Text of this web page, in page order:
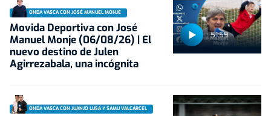
51:59
ONDA VASCA CON JOSÉ MANUEL MONJE
Movida Deportiva con José
Manuel Monje (06/08/26) | El
nuevo destino de Julen
Agirrezabala, una incógnita
ONDA VASCA CON JUANJO LUSA Y SAMU VALCÁRCEL